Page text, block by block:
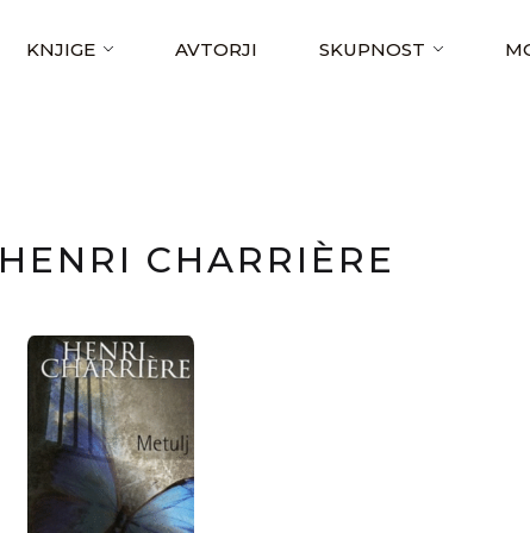
KNJIGE AVTORJI SKUPNOST
HENRI CHARRIÈRE